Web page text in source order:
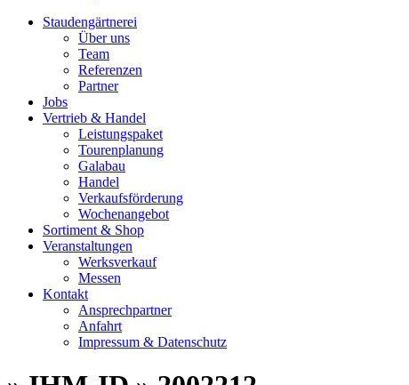
Staudengärtnerei
Über uns
Team
Referenzen
Partner
Jobs
Vertrieb & Handel
Leistungspaket
Tourenplanung
Galabau
Handel
Verkaufsförderung
Wochenangebot
Sortiment & Shop
Veranstaltungen
Werksverkauf
Messen
Kontakt
Ansprechpartner
Anfahrt
Impressum & Datenschutz